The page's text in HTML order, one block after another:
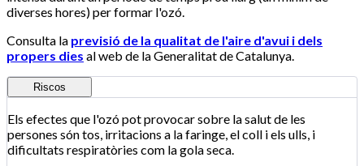
diverses hores) per formar l'ozó.
Consulta la previsió de la qualitat de l'aire d'avui i dels
propers dies al web de la Generalitat de Catalunya.
Riscos
Els efectes que l'ozó pot provocar sobre la salut de les
persones són tos, irritacions a la faringe, el coll i els ulls, i
dificultats respiratòries com la gola seca.